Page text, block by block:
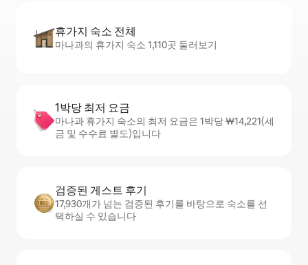
휴가지 숙소 전체
마나과의 휴가지 숙소 1,110곳 둘러보기
1박당 최저 요금
마나과 휴가지 숙소의 최저 요금은 1박당 ₩14,221(세
금 및 수수료 별도)입니다
검증된 게스트 후기
17,930개가 넘는 검증된 후기를 바탕으로 숙소를 선
택하실 수 있습니다